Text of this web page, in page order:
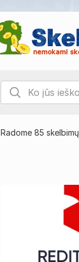
Radome 85 skelbimų